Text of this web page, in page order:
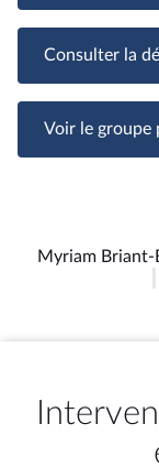
Consulter la
Voir le groupe
Myriam Briant-